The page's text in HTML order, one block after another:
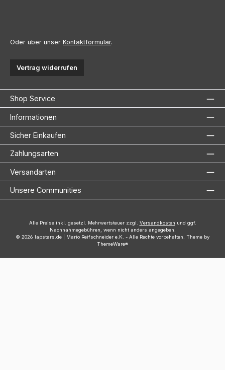
Oder über unser Kontaktformular.
Vertrag widerrufen
Shop Service
Informationen
Sicher Einkaufen
Zahlungsarten
Versandarten
Unsere Communities
Alle Preise inkl. gesetzl. Mehrwertsteuer zzgl. Versandkosten und ggf.
Nachnahmegebühren, wenn nicht anders angegeben.
© 2026 lapstars.de | Mario Reifschneider e.K. - Alle Rechte vorbehalten. Theme by
ThemeWare®